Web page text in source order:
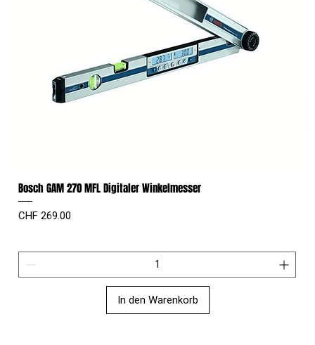
Bosch GAM 270 MFL Digitaler Winkelmesser
Preis
CHF 269.00
In den Warenkorb